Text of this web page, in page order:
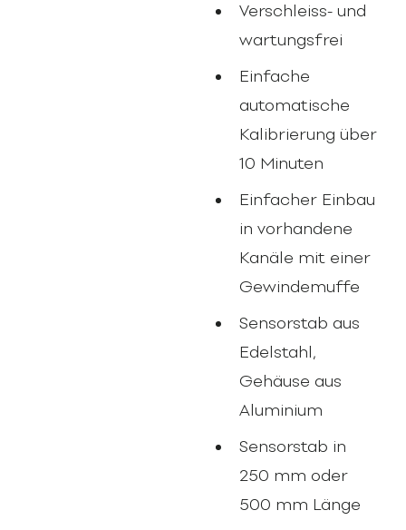
Verschleiss- und
wartungsfrei
Einfache
automatische
Kalibrierung über
10 Minuten
Einfacher Einbau
in vorhandene
Kanäle mit einer
Gewindemuffe
Sensorstab aus
Edelstahl,
Gehäuse aus
Aluminium
Sensorstab in
250 mm oder
500 mm Länge